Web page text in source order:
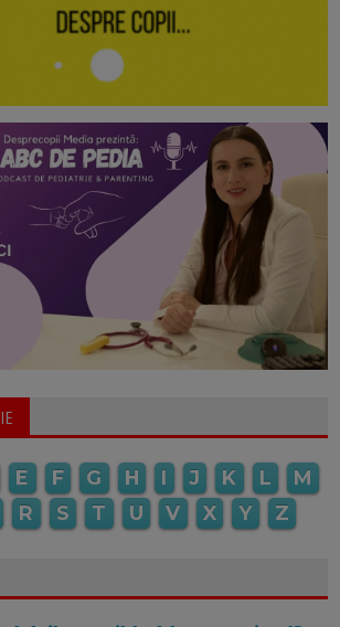
E F G H I J K L
M
R S T U V X Y Z